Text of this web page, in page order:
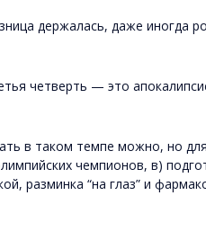
держалась, даже иногда
четверть — это
в таком темпе можно, но
чемпионов, в)
разминка “на глаз” и